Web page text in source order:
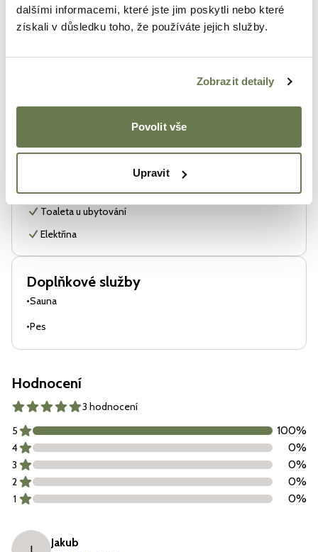
dalšími informacemi, které jste jim poskytli nebo které
získali v důsledku toho, že používáte jejich služby.
Zobrazit detaily
Povolit vše
Upravit
Topení
Kuchyňský kout s vybavením
Toaleta u ubytování
Elektřina
Doplňkové služby
•Sauna
•Pes
Hodnocení
3 hodnocení
5
100%
4 0%
3 0%
2 0%
1 0%
Jakub